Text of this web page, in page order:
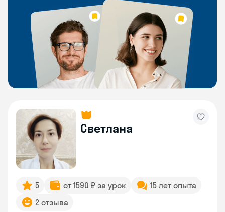
Светлана
5 от 1590 ₽ за урок
15 лет опыта
2 отзыва